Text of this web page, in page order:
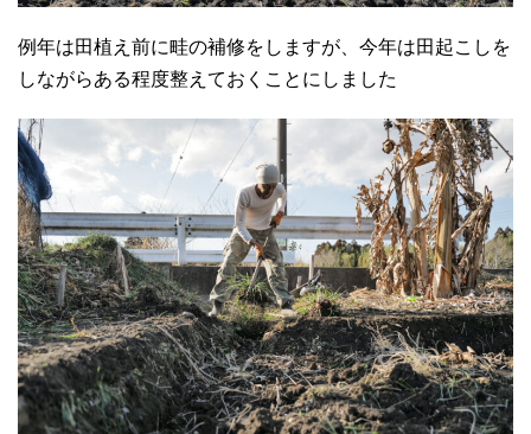
例年は田植え前に畦の補修をしますが、今年は田起こしを
しながらある程度整えておくことにしました